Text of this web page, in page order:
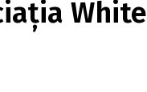
White